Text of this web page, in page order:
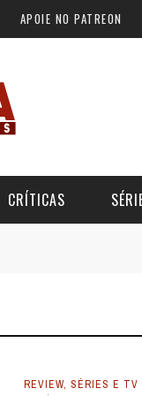
APOIE NO PATREON
CRÍTICAS
REVIEW, SÉRIES E TV